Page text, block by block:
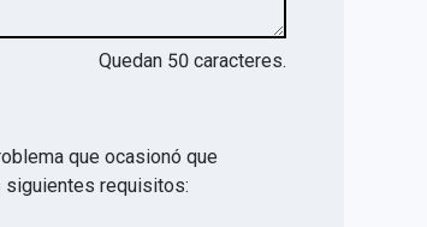
Quedan 50 caracteres.
que ocasionó que
siguientes requisitos: